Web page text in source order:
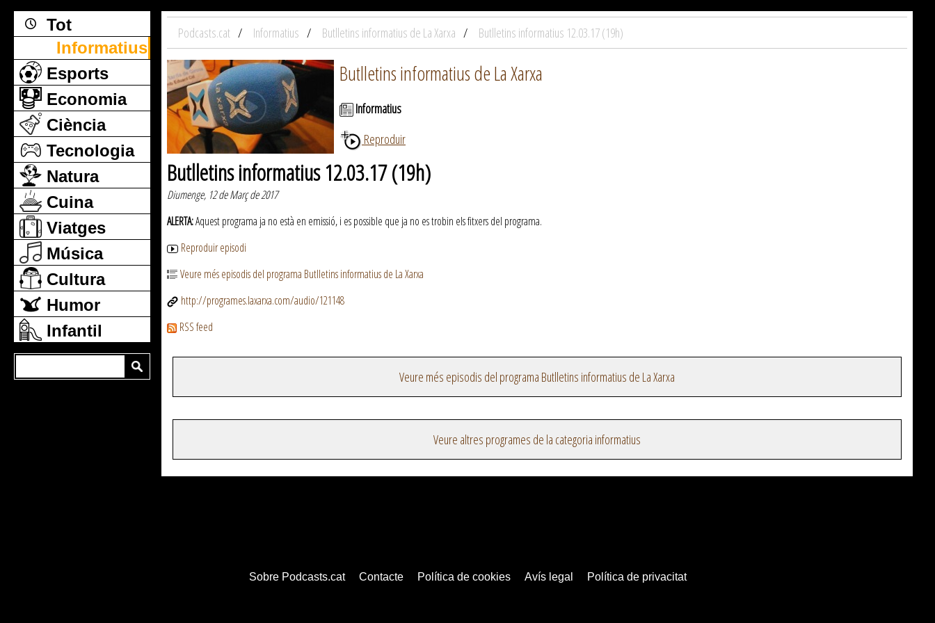
Tot
Informatius
Esports
Economia
Ciència
Tecnologia
Natura
Cuina
Viatges
Música
Cultura
Humor
Infantil
Podcasts.cat Informatius Butlletins informatius de La Xarxa Butlletins informatius 12.03.17 (19h)
Butlletins informatius de La Xarxa
Informatius
Reproduir
Butlletins informatius 12.03.17 (19h)
Diumenge, 12 de Març de 2017
ALERTA:Aquest programa ja no està en emissió, i es possible que ja no es trobin els fitxers del programa.
Reproduir episodi
Veure més episodis del programa Butlletins informatius de La Xarxa
http://programes.laxarxa.com/audio/121148
RSS feed
Veure més episodis del programa Butlletins informatius de La Xarxa
Veure altres programes de la categoria informatius
Sobre Podcasts.cat Contacte Política de cookies Avís legal Política de privacitat